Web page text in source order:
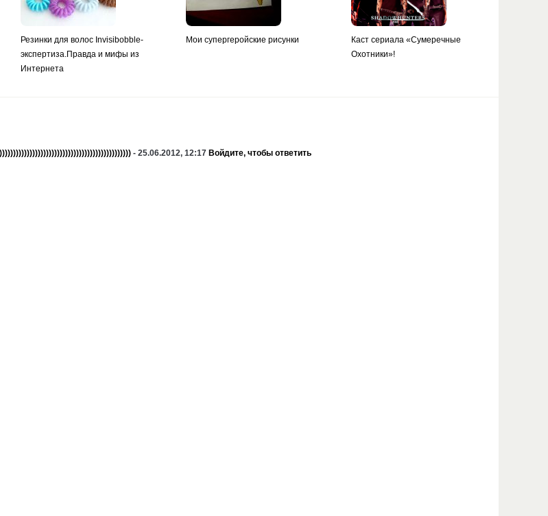
Резинки для волос Invisibobble-
экспертиза.Правда и мифы из
Интернета
Мои супергеройские рисунки
Каст сериала «Сумеречные
Охотники»!
- 25.06.2012, 12:17 Войдите, чтобы ответить